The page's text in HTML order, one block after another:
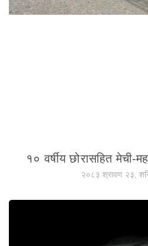
१० वर्षीय छोरासहित मेची-
२०८३ श्रावण २३,